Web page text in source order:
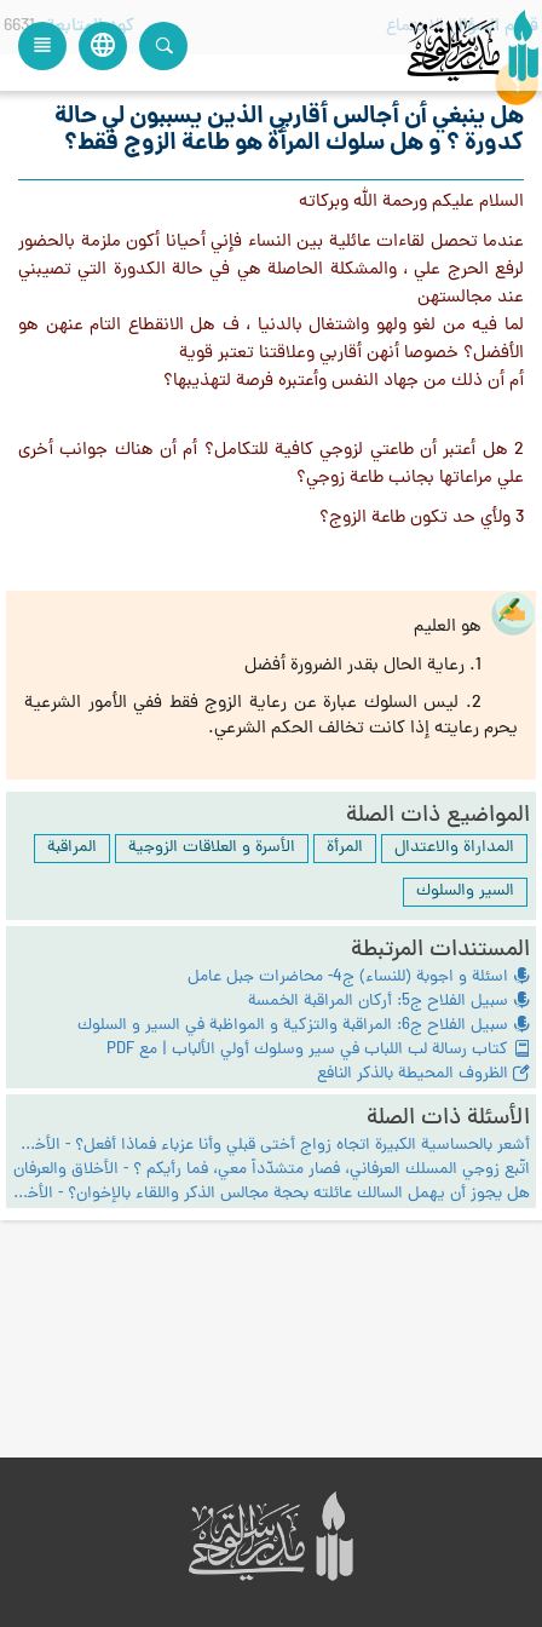
language
view_headline
قسم السؤال الاجتماع كود المتابعة 6631
هل ينبغي أن أجالس أقاربي الذين يسببون لي حالة
كدورة ؟ و هل سلوك المرأة هو طاعة الزوج فقط؟
السلام عليكم ورحمة الله وبركاته
عندما تحصل لقاءات عائلية بين النساء فإني أحيانا أكون ملزمة بالحضور
لرفع الحرج علي ، والمشكلة الحاصلة هي في حالة الكدورة التي تصيبني
عند مجالستهن
لما فيه من لغو ولهو واشتغال بالدنيا ، ف هل الانقطاع التام عنهن هو
الأفضل؟ خصوصا أنهن أقاربي وعلاقتنا تعتبر قوية
أم أن ذلك من جهاد النفس وأعتبره فرصة لتهذيبها؟
2 هل أعتبر أن طاعتي لزوجي كافية للتكامل؟ أم أن هناك جوانب أخری
علي مراعاتها بجانب طاعة زوجي؟
3 ولأي حد تكون طاعة الزوج؟
هو العليم
1. رعاية الحال بقدر الضرورة أفضل
2. ليس السلوك عبارة عن رعاية الزوج فقط ففي الأمور الشرعية
يحرم رعايته إذا كانت تخالف الحكم الشرعي.
المواضيع ذات الصلة
المداراة والاعتدال المرأة الأسرة و العلاقات الزوجية
المراقبة
السير والسلوك
المستندات المرتبطة
اسئلة و اجوبة (للنساء) ج4- محاضرات جبل عامل
سبيل الفلاح ج5: أركان المراقبة الخمسة
سبيل الفلاح ج6: المراقبة والتزكية و المواظبة في السير و السلوك
كتاب رسالة‌ لب اللباب‌ في‌ سير وسلوك‌ أولي‌ الألباب | مع PDF
الظروف المحيطة بالذكر النافع
الأسئلة ذات الصلة
أشعر بالحساسية الكبيرة اتجاه زواج أختى قبلي وأنا عزباء فماذا أفعل؟ - الأخلاق والعرفان
اتّبع زوجي المسلك العرفاني، فصار متشدّداً معي، فما رأيكم ؟ - الأخلاق والعرفان
هل يجوز أن يهمل السالك عائلته بحجة مجالس الذكر واللقاء بالإخوان؟ - الأخلاق والعرفان